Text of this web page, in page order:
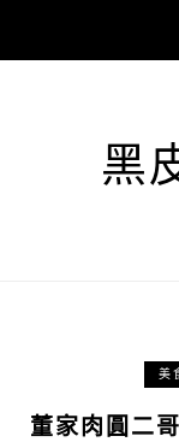
黑
美
董家肉圓二